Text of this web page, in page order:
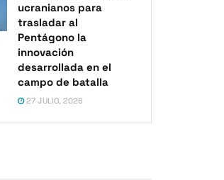
ucranianos para
trasladar al
Pentágono la
innovación
desarrollada en el
campo de batalla
27 JULIO, 2026